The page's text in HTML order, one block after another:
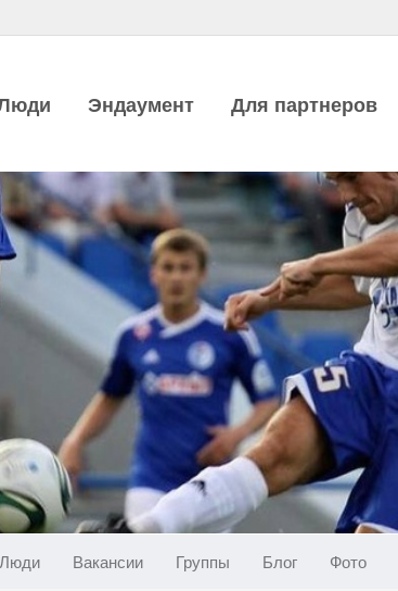
Эндаумент Для партнеров
Люди Вакансии Группы Блог Фото